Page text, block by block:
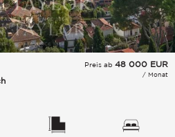
Preis ab 48 000 EUR
/ Monat